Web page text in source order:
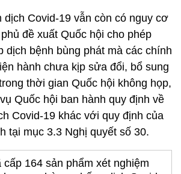
dịch Covid-19 vẫn còn có nguy cơ
đề xuất Quốc hội cho phép
dịch bệnh bùng phát mà các chính
hành chưa kịp sửa đổi, bổ sung
thời gian Quốc hội không họp,
Quốc hội ban hành quy định về
Covid-19 khác với quy định của
tại mục 3.3 Nghị quyết số 30.
cấp 164 sản phẩm xét nghiệm